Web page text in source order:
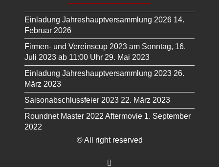
Einladung Jahreshauptversammlung 2026 14.
Februar 2026
Firmen- und Vereinscup 2023 am Sonntag, 16.
Juli 2023 ab 11:00 Uhr 29. Mai 2023
Einladung Jahreshauptversammlung 2023 26.
März 2023
Saisonabschlussfeier 2023 22. März 2023
Roundnet Master 2022 Aftermovie 1. September
2022
© All right reserved